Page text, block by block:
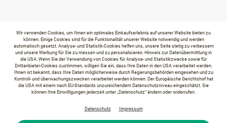
Wir verwenden Cookies, um Ihnen ein optimales Einkaufserlebnis auf unserer Website bieten zu
können. Einige Cookies sind für die Funktionalität unserer Website notwendig und werden
automatisch gesetzt. Analyse- und Statistik-Cookies helfen uns, unsere Seite stetig zu verbessern
und unsere Werbung für Sie zu messen und zu personalisieren. Hinweis zur Datenübermittlung in
die USA: Wenn Sie der Verwendung von Cookies für Analyse- und Statistikzwecke sowie für
Drittanbieter-Cookies zustimmen, willigen Sie ein, dass Ihre Daten in den USA verarbeitet werden.
Ihnen ist bekannt, dass Ihre Daten möglicherweise durch Regierungsbehörden eingesehen und zu
Kontroll- und überwachungszwecken verarbeitet werden können. Der Europäische Gerichtshof hat
die USA mit einem nach EU-Standards unzureichendem Datenschutzniveau eingeschätzt. Sie
können Ihre Einwilligungen jederzeit unter „Datenschutz“ ändern oder widerrufen.
Datenschutz Impressum